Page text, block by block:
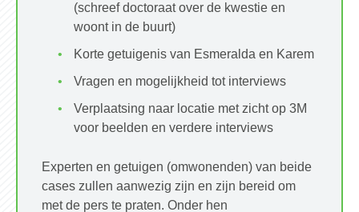
(schreef doctoraat over de kwestie en
woont in de buurt)
Korte getuigenis van Esmeralda en Karem
Vragen en mogelijkheid tot interviews
Verplaatsing naar locatie met zicht op 3M
voor beelden en verdere interviews
Experten en getuigen (omwonenden) van beide
cases zullen aanwezig zijn en zijn bereid om
met de pers te praten. Onder hen